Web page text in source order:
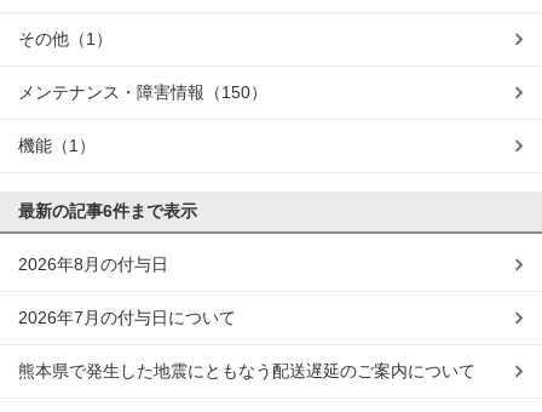
その他 （1）
メンテナンス・障害情報 （150）
機能 （1）
最新の記事6件まで表示
2026年8月の付与日
2026年7月の付与日について
熊本県で発生した地震にともなう配送遅延のご案内について